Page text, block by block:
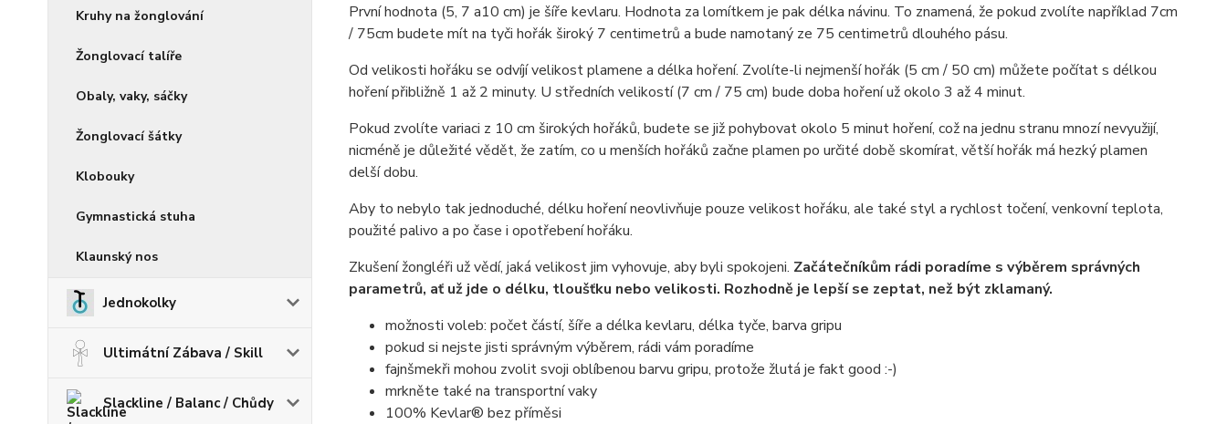
Kruhy na žonglování
Žonglovací talíře
Obaly, vaky, sáčky
Žonglovací šátky
Klobouky
Gymnastická stuha
Klaunský nos
Jednokolky
Ultimátní Zábava / Skill
Slackline / Balanc / Chůdy
První hodnota (5, 7 a10 cm) je šíře kevlaru. Hodnota za lomítkem je pak délka návinu. To znamená, že pokud zvolíte například 7cm
/ 75cm budete mít na tyči hořák široký 7 centimetrů a bude namotaný ze 75 centimetrů dlouhého pásu.
Od velikosti hořáku se odvíjí velikost plamene a délka hoření. Zvolíte-li nejmenší hořák (5 cm / 50 cm) můžete počítat s délkou
hoření přibližně 1 až 2 minuty. U středních velikostí (7 cm / 75 cm) bude doba hoření už okolo 3 až 4 minut.
Pokud zvolíte variaci z 10 cm širokých hořáků, budete se již pohybovat okolo 5 minut hoření, což na jednu stranu mnozí nevyužijí,
nicméně je důležité vědět, že zatím, co u menších hořáků začne plamen po určité době skomírat, větší hořák má hezký plamen
delší dobu.
Aby to nebylo tak jednoduché, délku hoření neovlivňuje pouze velikost hořáku, ale také styl a rychlost točení, venkovní teplota,
použité palivo a po čase i opotřebení hořáku.
Zkušení žongléři už vědí, jaká velikost jim vyhovuje, aby byli spokojeni. Začátečníkům rádi poradíme s výběrem správných
parametrů, ať už jde o délku, tloušťku nebo velikosti. Rozhodně je lepší se zeptat, než být zklamaný.
možnosti voleb: počet částí, šíře a délka kevlaru, délka tyče, barva gripu
pokud si nejste jisti správným výběrem, rádi vám poradíme
fajnšmekři mohou zvolit svoji oblíbenou barvu gripu, protože žlutá je fakt good :-)
mrkněte také na transportní vaky
100% Kevlar® bez příměsi